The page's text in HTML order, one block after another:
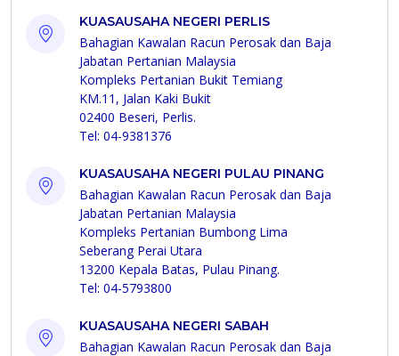
KUASAUSAHA NEGERI PERLIS
Bahagian Kawalan Racun Perosak dan Baja
Jabatan Pertanian Malaysia
Kompleks Pertanian Bukit Temiang
KM.11, Jalan Kaki Bukit
02400 Beseri, Perlis.
Tel: 04-9381376
KUASAUSAHA NEGERI PULAU PINANG
Bahagian Kawalan Racun Perosak dan Baja
Jabatan Pertanian Malaysia
Kompleks Pertanian Bumbong Lima
Seberang Perai Utara
13200 Kepala Batas, Pulau Pinang.
Tel: 04-5793800
KUASAUSAHA NEGERI SABAH
Bahagian Kawalan Racun Perosak dan Baja